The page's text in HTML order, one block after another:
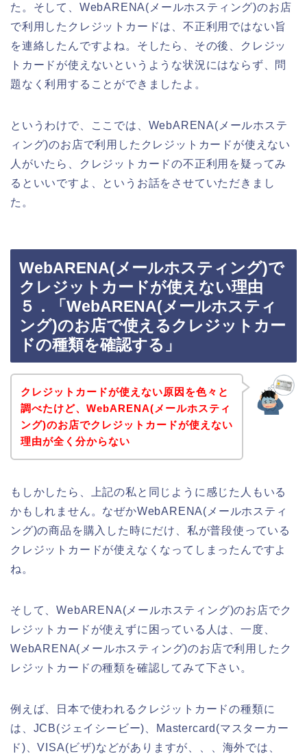
た。そして、WebARENA(メールホスティング)のお店
で利用したクレジットカードは、不正利用ではない旨
を連絡したんですよね。そしたら、その後、クレジッ
トカードが使えないというような状況にはならず、問
題なく利用することができましたよ。
というわけで、ここでは、WebARENA(メールホステ
ィング)のお店で利用したクレジットカードが使えない
人がいたら、クレジットカードの不正利用を疑ってみ
るといいですよ、というお話をさせていただきまし
た。
WebARENA(メールホスティング)で
クレジットカードが使えない理由
５．「WebARENA(メールホスティ
ング)のお店で使えるクレジットカー
ドの種類を確認する」
クレジットカードが使えない原因を色々と
調べたけど、WebARENA(メールホスティ
ング)のお店でクレジットカードが使えない
理由が全く分からない
もしかしたら、上記の私と同じように感じた人もいる
かもしれません。なぜかWebARENA(メールホスティ
ング)の商品を購入した時にだけ、私が普段使っている
クレジットカードが使えなくなってしまったんですよ
ね。
そして、WebARENA(メールホスティング)のお店でク
レジットカードが使えずに困っている人は、一度、
WebARENA(メールホスティング)のお店で利用したク
レジットカードの種類を確認してみて下さい。
例えば、日本で使われるクレジットカードの種類に
は、JCB(ジェイシービー)、Mastercard(マスターカー
ド)、VISA(ビザ)などがありますが、、、海外では、